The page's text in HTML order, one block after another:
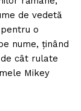
de vedetă
o
nume, ținând
cât rulate
Mikey